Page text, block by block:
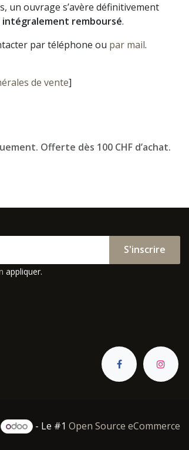
un ouvrage s’avère définitivement
intégralement remboursé.
par téléphone ou par mail.
de vente]
Offerte dès 100 CHF d’achat.
S'inscrire
appliquer.
- Le #1 Open Source eCommerce